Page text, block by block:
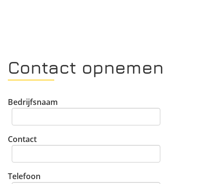
Contact opnemen
Bedrijfsnaam
Contact
Telefoon